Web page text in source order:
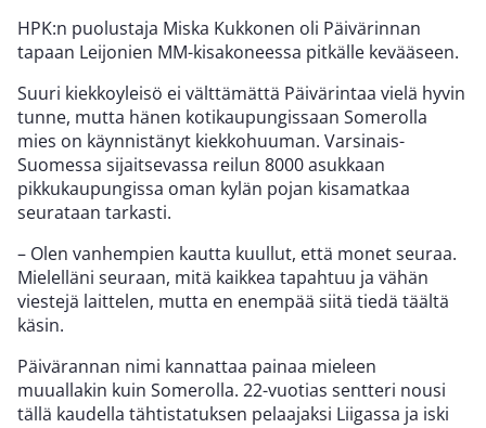
HPK:n puolustaja Miska Kukkonen oli Päivärinnan
tapaan Leijonien MM-kisakoneessa pitkälle kevääseen.
Suuri kiekkoyleisö ei välttämättä Päivärintaa vielä hyvin
tunne, mutta hänen kotikaupungissaan Somerolla
mies on käynnistänyt kiekkohuuman. Varsinais-
Suomessa sijaitsevassa reilun 8000 asukkaan
pikkukaupungissa oman kylän pojan kisamatkaa
seurataan tarkasti.
– Olen vanhempien kautta kuullut, että monet seuraa.
Mielelläni seuraan, mitä kaikkea tapahtuu ja vähän
viestejä laittelen, mutta en enempää siitä tiedä täältä
käsin.
Päivärannan nimi kannattaa painaa mieleen
muuallakin kuin Somerolla. 22-vuotias sentteri nousi
tällä kaudella tähtistatuksen pelaajaksi Liigassa ja iski